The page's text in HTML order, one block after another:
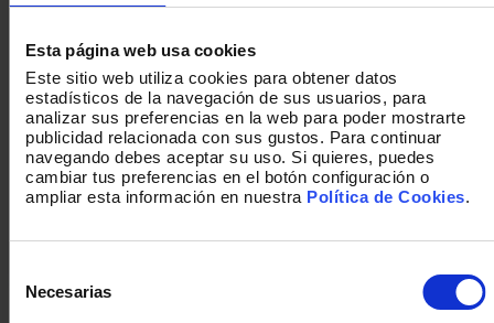
Esta página web usa cookies
Este sitio web utiliza cookies para obtener datos
estadísticos de la navegación de sus usuarios, para
analizar sus preferencias en la web para poder mostrarte
publicidad relacionada con sus gustos. Para continuar
navegando debes aceptar su uso. Si quieres, puedes
cambiar tus preferencias en el botón configuración o
ampliar esta información en nuestra Política de Cookies.
Necesarias
etapa previa de su historia reciente.
sobre un equilibrio relativamente
estable, pero hoy ese equilibrio se ha
roto. La presión por ofrecerservicio
extremo, la crecientecomplejidad
operativay la realidad demárgenes que
no perdonanestán redefiniendo cómo se
compite, cómo se opera y, sobre todo,